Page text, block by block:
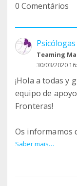
Desde
0 Comentários
Teaming
30/03/2020
¡Hola a todas y
equipo de
Fronteras!
Os informamos
de la campaña,
Emergencia
Saber mais…